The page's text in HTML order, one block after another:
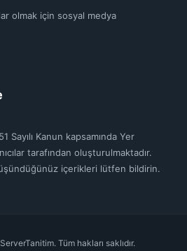
olmak için sosyal medya
Sayılı Kanun kapsamında Yer
tarafından oluşturulmaktadır.
içerikleri lütfen bildirin.
Tüm hakları saklıdır.